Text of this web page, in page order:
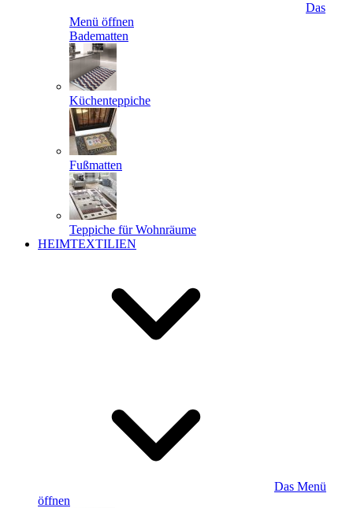
Das
Menü öffnen
Badematten
Küchenteppiche
Fußmatten
Teppiche für Wohnräume
HEIMTEXTILIEN
Das Menü
öffnen